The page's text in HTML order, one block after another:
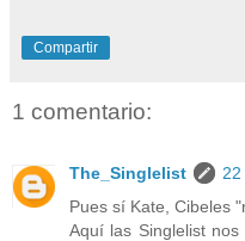
Compartir
1 comentario:
The_Singlelist
Pues sí Kate, Cibeles
Aquí las Singlelist